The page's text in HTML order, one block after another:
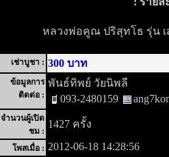
หลวงพ่อคูณ ปริสุทโธ รุ่น เส
เช่าบูชา : 300 บาท
ข้อมูลการ
ติดต่อ :
พันธ์ทิพย์ วัยนิพลี
093-2480159
จำนวนผู้เปิด
ชม :
1427 ครั้ง
โพสเมื่อ : 2012-06-18 14:28:56